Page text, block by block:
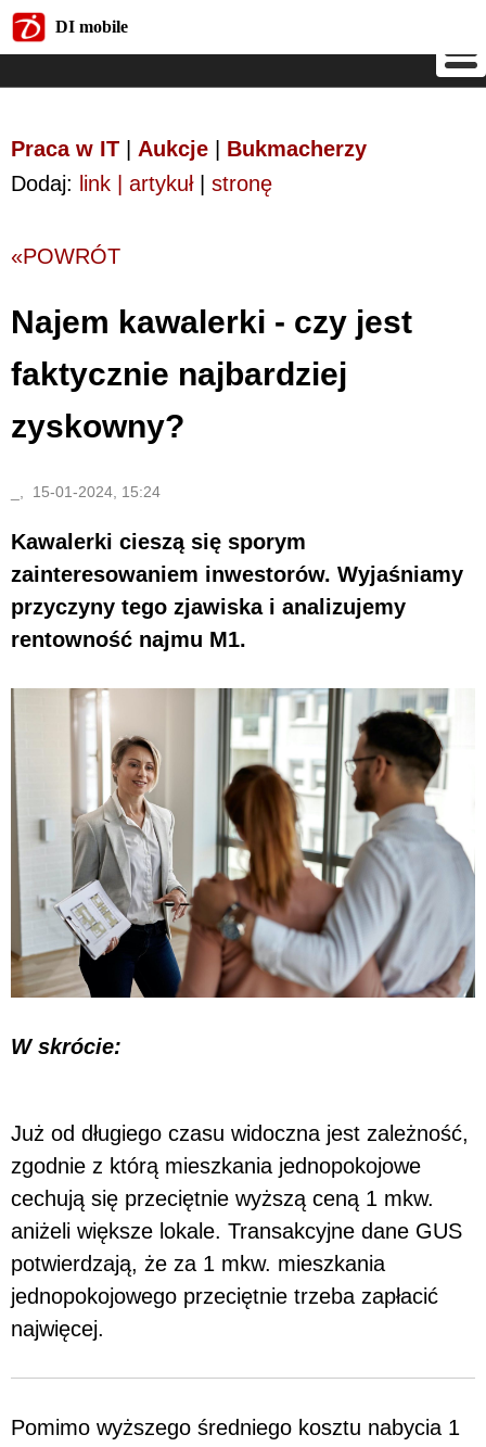
DI mobile
Praca w IT Aukcje
Bukmacherzy
Dodaj: link | artykuł| stronę
«POWRÓT
Najem kawalerki - czy jest
faktycznie najbardziej
zyskowny?
_, 15-01-2024, 15:24
Kawalerki cieszą się sporym
zainteresowaniem inwestorów. Wyjaśniamy
przyczyny tego zjawiska i analizujemy
rentowność najmu M1.
W skrócie:
Już od długiego czasu widoczna jest zależność,
zgodnie z którą mieszkania jednopokojowe
cechują się przeciętnie wyższą ceną 1 mkw.
aniżeli większe lokale. Transakcyjne dane GUS
potwierdzają, że za 1 mkw. mieszkania
jednopokojowego przeciętnie trzeba zapłacić
najwięcej.
Pomimo wyższego średniego kosztu nabycia 1
DI mobile